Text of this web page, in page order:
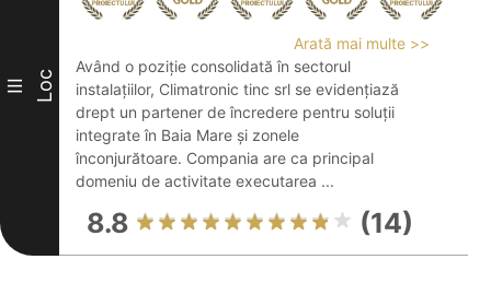
III Loc
Arată mai multe >>
Având o poziție consolidată în sectorul
instalațiilor, Climatronic tinc srl se evidențiază
drept un partener de încredere pentru soluții
integrate în Baia Mare și zonele
înconjurătoare. Compania are ca principal
domeniu de activitate executarea ...
8.8 (14)